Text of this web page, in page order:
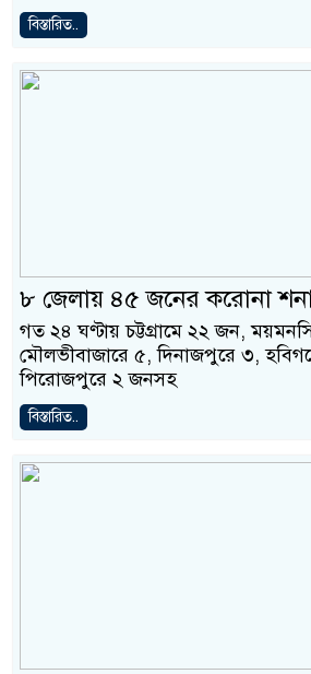
বিস্তারিত..
৮ জেলায় ৪৫ জনের করোনা
গত ২৪ ঘণ্টায় চট্টগ্রামে ২২ জন,
মৌলভীবাজারে ৫, দিনাজপুরে ৩,
পিরোজপুরে ২ জনসহ
বিস্তারিত..